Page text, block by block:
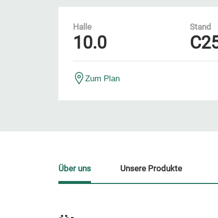
Halle
10.0
Stand
Zum Plan
Über uns Unsere Produkte